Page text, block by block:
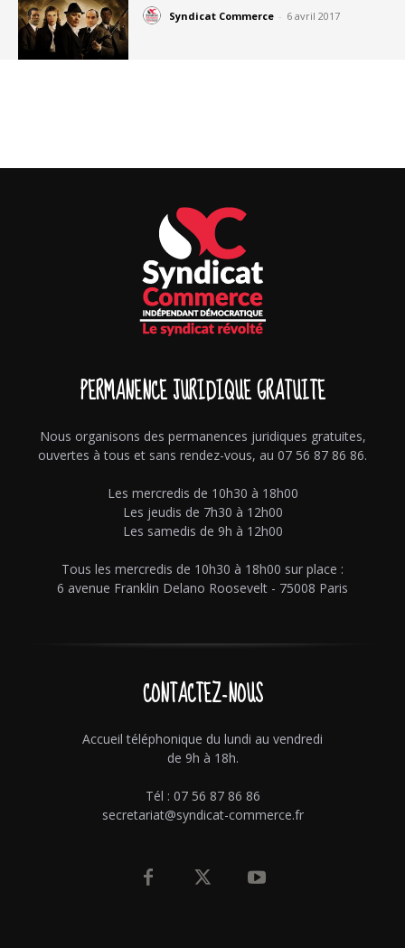
Syndicat Commerce - 6 avril 2017
PERMANENCE JURIDIQUE GRATUITE
Nous organisons des permanences juridiques gratuites,
ouvertes à tous et sans rendez-vous, au 07 56 87 86 86.
Les mercredis de 10h30 à 18h00
Les jeudis de 7h30 à 12h00
Les samedis de 9h à 12h00
Tous les mercredis de 10h30 à 18h00 sur place :
6 avenue Franklin Delano Roosevelt - 75008 Paris
CONTACTEZ-NOUS
Accueil téléphonique du lundi au vendredi
de 9h à 18h.
Tél : 07 56 87 86 86
secretariat@syndicat-commerce.fr